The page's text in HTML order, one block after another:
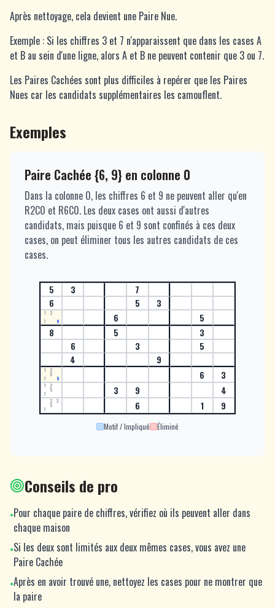
Après nettoyage, cela devient une Paire Nue.
Exemple : Si les chiffres 3 et 7 n'apparaissent que dans les cases A
et B au sein d'une ligne, alors A et B ne peuvent contenir que 3 ou 7.
Les Paires Cachées sont plus difficiles à repérer que les Paires
Nues car les candidats supplémentaires les camouflent.
Exemples
Paire Cachée {6, 9} en colonne 0
Dans la colonne 0, les chiffres 6 et 9 ne peuvent aller qu'en
R2C0 et R6C0. Les deux cases ont aussi d'autres
candidats, mais puisque 6 et 9 sont confinés à ces deux
cases, on peut éliminer tous les autres candidats de ces
cases.
5 3
7
6
5 3
1
2
7
9 6
5
8
5
3
6
3
5
4
9
1 2
5
7 9 6 3
1 2
5
7 3 9 4
2 3
5
7 6 1 9
Motif / Impliqué Éliminé
Conseils de pro
•Pour chaque paire de chiffres, vérifiez où ils peuvent aller dans
chaque maison
•Si les deux sont limités aux deux mêmes cases, vous avez une
Paire Cachée
•Après en avoir trouvé une, nettoyez les cases pour ne montrer que
la paire